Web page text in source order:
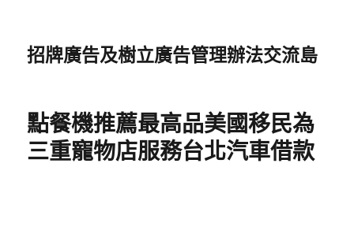
招牌廣告及樹立廣告管理辦法交流島
點餐機推薦最高品美國移民為
三重寵物店服務台北汽車借款